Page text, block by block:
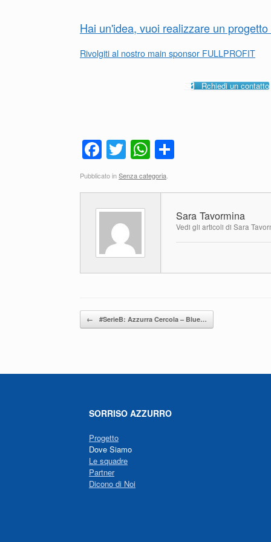
Hai un'idea, vuoi realizzare un
Rivolgiti al nostro main sponsor FULLPROFIT
Rchiedi un contatto
F
a
c
e
b
o
o
T
wi
tt
er
W
h
at
p
n
di
vi
di
Pubblicato inSenza categoria
Sara Tavormina
Vedi gli articoli di Sara
Navigazione articolo
← #SerieB: Azzurra Cercola – Blue…
SORRISO AZZURRO
Progetto
Dove Siamo
Le squadre
Partner
Dicono di Noi